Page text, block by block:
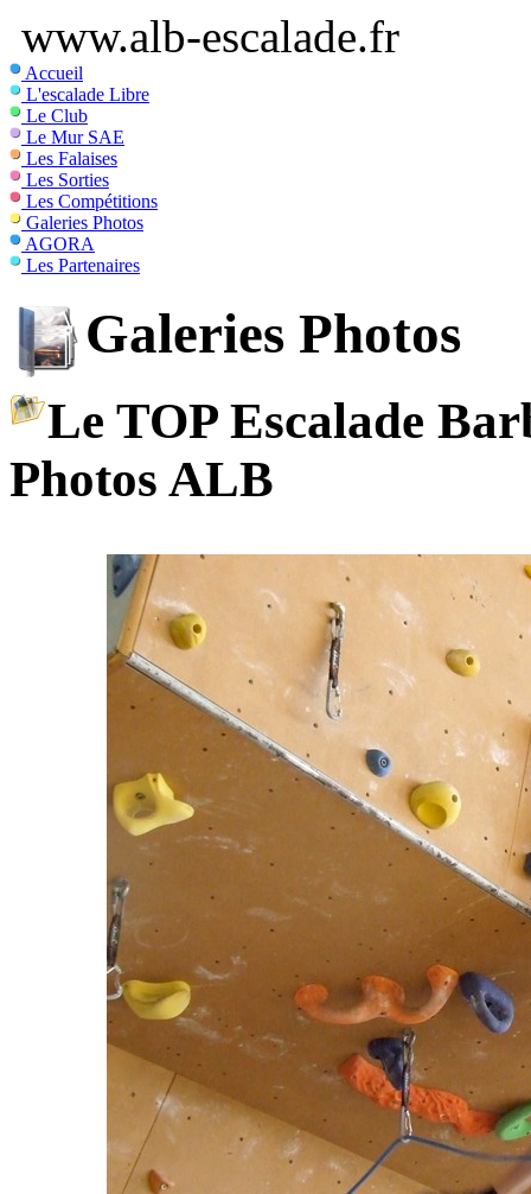
www.alb-escalade.fr
Accueil
L'escalade Libre
Le Club
Le Mur SAE
Les Falaises
Les Sorties
Les Compétitions
Galeries Photos
AGORA
Les Partenaires
Galeries Photos
Le TOP Escalade
Photos ALB